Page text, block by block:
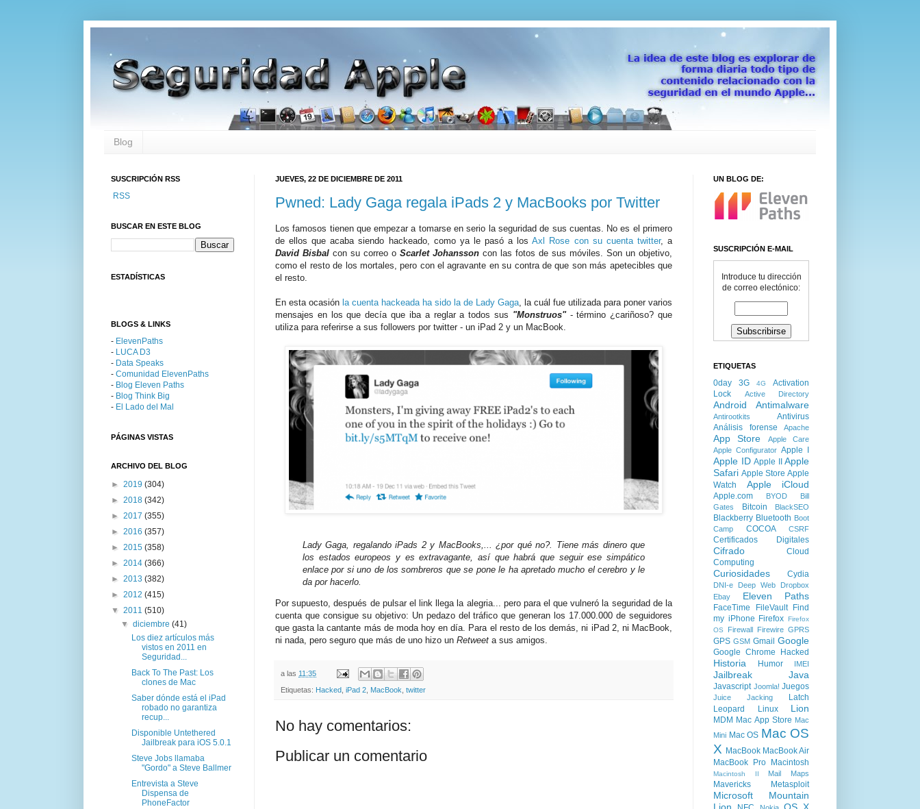
Blog
JUEVES, 22 DE DICIEMBRE DE 2011
Pwned: Lady Gaga regala iPads 2 y MacBooks por Twitter
Los famosos tienen que empezar a tomarse en serio la seguridad de sus cuentas. No es el primero
de ellos que acaba siendo hackeado, como ya le pasó a losAxl Rose con su cuenta twitter, a
David Bisbal con su correo o Scarlet Johansson con las fotos de sus móviles. Son un objetivo,
como el resto de los mortales, pero con el agravante en su contra de que son más apetecibles que
el resto.
En esta ocasión la cuenta hackeada ha sido la de Lady Gaga, la cuál fue utilizada para poner varios
mensajes en los que decía que iba a reglar a todos sus "Monstruos"- término ¿cariñoso? que
utiliza para referirse a sus followers por twitter - un iPad 2 y un MacBook.
Lady Gaga, regalando iPads 2 y MacBooks,... ¿por qué no?. Tiene más dinero que
los estados europeos y es extravagante, así que habrá que seguir ese simpático
enlace por si uno de los sombreros que se pone le ha apretado mucho el cerebro y le
da por hacerlo.
Por supuesto, después de pulsar el link llega la alegria... pero para el que vulneró la seguridad de la
cuenta que consigue su objetivo: Un pedazo del tráfico que generan los 17.000.000 de seguidores
que gasta la cantante más de moda hoy en día. Para el resto de los demás, ni iPad 2, ni MacBook,
ni nada, pero seguro que más de uno hizo un Retweet a sus amigos.
a las 11:35
Etiquetas: Hacked iPad 2 MacBook twitter
No hay comentarios:
Publicar un comentario
SUSCRIPCIÓN RSS
RSS
BUSCAR EN ESTE BLOG
ESTADÍSTICAS
BLOGS & LINKS
- ElevenPaths
- LUCA D3
- Data Speaks
- Comunidad ElevenPaths
- Blog Eleven Paths
- Blog Think Big
- El Lado del Mal
PÁGINAS VISTAS
ARCHIVO DEL BLOG
► 2019 (304)
► 2018 (342)
► 2017 (355)
► 2016 (357)
► 2015 (358)
► 2014 (366)
► 2013 (382)
► 2012 (415)
▼ 2011 (510)
▼diciembre(41)
Los diez artículos más
vistos en 2011 en
Seguridad...
Back To The Past: Los
clones de Mac
Saber dónde está el iPad
robado no garantiza
recup...
Disponible Untethered
Jailbreak para iOS 5.0.1
Steve Jobs llamaba
"Gordo" a Steve Ballmer
Entrevista a Steve
Dispensa de
PhoneFactor
UN BLOG DE:
SUSCRIPCIÓN E-MAIL
Introduce tu dirección
de correo electónico:
ETIQUETAS
0day 3G 4G
Activation
Lock
Active Directory
Android Antimalware
Antirootkits
Antivirus
Análisis forense
Apache
App Store
Apple Care
Apple Configurator Apple I
Apple ID Apple II
Apple
Safari Apple Store Apple
Watch
Apple iCloud
Apple.com BYOD
Bill
Gates
Bitcoin BlackSEO
Blackberry Bluetooth Boot
Camp
COCOA CSRF
Certificados Digitales
Cifrado
Cloud
Computing
Curiosidades Cydia
DNI-e Deep Web
Dropbox
Ebay
Eleven Paths
FaceTime FileVault
Find
my iPhone Firefox Firefox
OS
Firewall Firewire GPRS
GPS GSM Gmail Google
Google Chrome Hacked
Historia Humor IMEI
Jailbreak Java
Javascript Joomla! Juegos
Juice Jacking
Latch
Leopard
Linux Lion
MDM Mac App Store Mac
Mini Mac OS Mac OS
X MacBook MacBook Air
MacBook Pro
Macintosh
Macintosh II Mail Maps
Mavericks Metasploit
Microsoft
Mountain